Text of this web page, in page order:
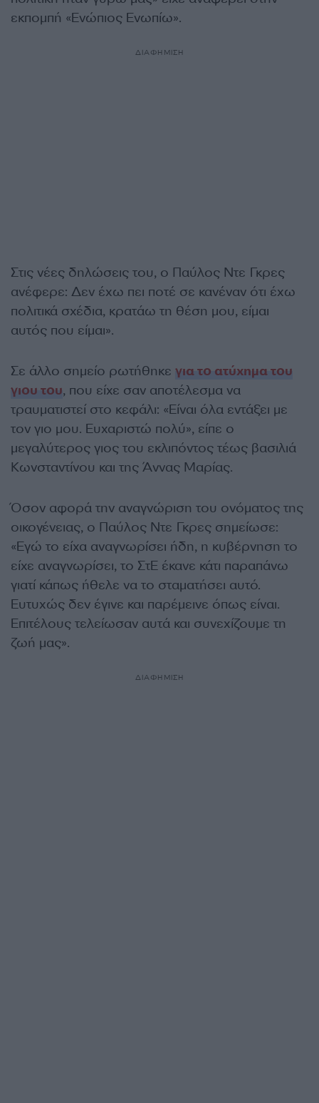
εκπομπή «Ενώπιος Ενωπίω».
ΔΙΑΦΗΜΙΣΗ
Στις νέες δηλώσεις του, ο Παύλος Ντε Γκρες
ανέφερε: Δεν έχω πει ποτέ σε κανέναν ότι έχω
πολιτικά σχέδια, κρατάω τη θέση μου, είμαι
αυτός που είμαι».
Σε άλλο σημείο ρωτήθηκε για το ατύχημα του
γιου του, που είχε σαν αποτέλεσμα να
τραυματιστεί στο κεφάλι: «Είναι όλα εντάξει με
τον γιο μου. Ευχαριστώ πολύ», είπε ο
μεγαλύτερος γιος του εκλιπόντος τέως βασιλιά
Κωνσταντίνου και της Άννας Μαρίας.
Όσον αφορά την αναγνώριση του ονόματος της
οικογένειας, ο Παύλος Ντε Γκρες σημείωσε:
«Εγώ το είχα αναγνωρίσει ήδη, η κυβέρνηση το
είχε αναγνωρίσει, το ΣτΕ έκανε κάτι παραπάνω
γιατί κάπως ήθελε να το σταματήσει αυτό.
Ευτυχώς δεν έγινε και παρέμεινε όπως είναι.
Επιτέλους τελείωσαν αυτά και συνεχίζουμε τη
ζωή μας».
ΔΙΑΦΗΜΙΣΗ